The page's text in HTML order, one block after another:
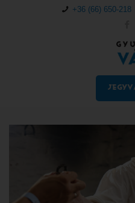
+36 (66) 650-218